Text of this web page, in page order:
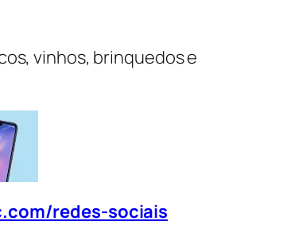
vinhos, brinquedos e
redes-sociais